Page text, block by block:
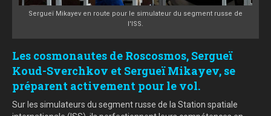
Sergueï Mikayev en route pour le simulateur du segment russe de
l'ISS.
Les cosmonautes de Roscosmos, Sergueï
Koud-Sverchkov et Sergueï Mikayev, se
préparent activement pour le vol.
Sur les simulateurs du segment russe de la Station spatiale